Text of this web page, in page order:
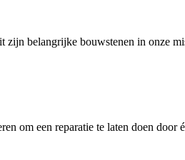
zijn belangrijke bouwstenen in onze
om een reparatie te laten doen